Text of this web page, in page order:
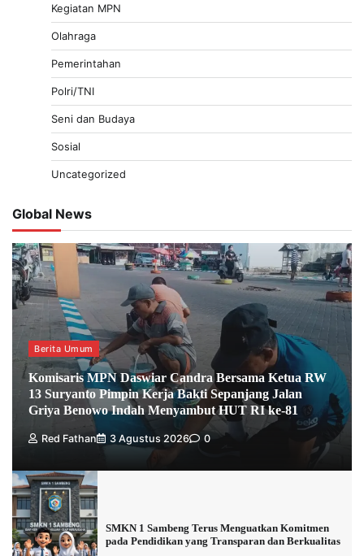
Kegiatan MPN
Olahraga
Pemerintahan
Polri/TNI
Seni dan Budaya
Sosial
Uncategorized
Global News
Berita Umum
Komisaris MPN Daswiar Candra Bersama Ketua RW
13 Suryanto Pimpin Kerja Bakti Sepanjang Jalan
Griya Benowo Indah Menyambut HUT RI ke-81
Red Fathan 3 Agustus 2026 0
SMKN 1 Sambeng Terus Menguatkan Komitmen
pada Pendidikan yang Transparan dan Berkualitas